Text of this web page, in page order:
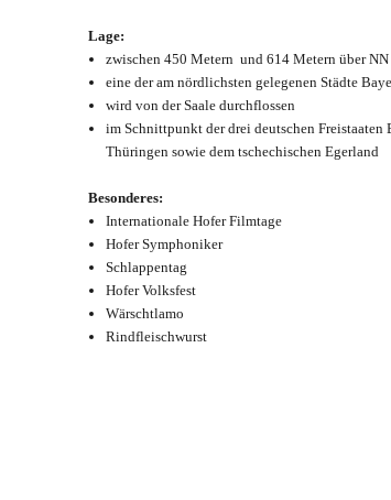
Lage:
zwischen 450 Metern und 614 Metern über NN
eine der am nördlichsten gelegenen Städte
wird von der Saale durchflossen
im Schnittpunkt der drei deutschen Freistaaten
Thüringen sowie dem tschechischen Egerland
Besonderes:
Internationale Hofer Filmtage
Hofer Symphoniker
Schlappentag
Hofer Volksfest
Wärschtlamo
Rindfleischwurst